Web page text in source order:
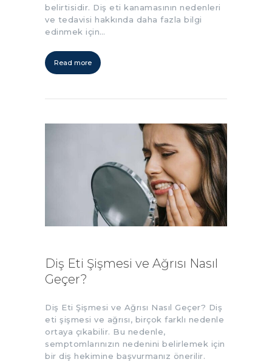
belirtisidir. Diş eti kanamasının nedenleri
ve tedavisi hakkında daha fazla bilgi
edinmek için…
Read more
Diş Eti Şişmesi ve Ağrısı Nasıl
Geçer?
Diş Eti Şişmesi ve Ağrısı Nasıl Geçer? Diş
eti şişmesi ve ağrısı, birçok farklı nedenle
ortaya çıkabilir. Bu nedenle,
semptomlarınızın nedenini belirlemek için
bir diş hekimine başvurmanız önerilir.